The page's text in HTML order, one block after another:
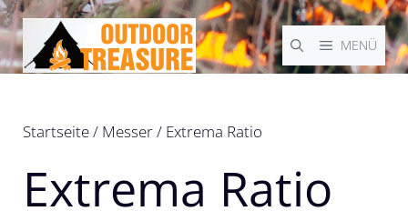
Zum
Inhalt
springen
MENÜ
Startseite/ Messer/ Extrema Ratio
Extrema Ratio